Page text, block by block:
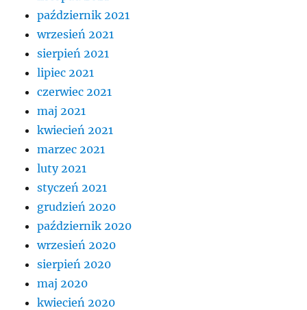
październik 2021
wrzesień 2021
sierpień 2021
lipiec 2021
czerwiec 2021
maj 2021
kwiecień 2021
marzec 2021
luty 2021
styczeń 2021
grudzień 2020
październik 2020
wrzesień 2020
sierpień 2020
maj 2020
kwiecień 2020